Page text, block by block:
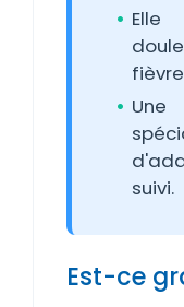
Elle
suivi.
Est-ce